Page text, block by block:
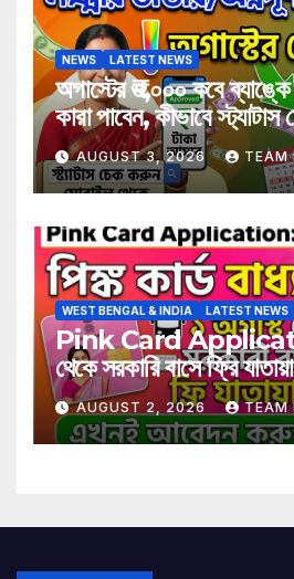
NEWS LATEST NEWS
অগাস্টের ₹৩,০০০ কবে
কারা পাবেন, কীভাবে
AUGUST 3, 2026 TEAM
WEST BENGAL & INDIA LATEST NEWS
Pink Card
থেকে সরকারি বাসে ফ্রি
কার্ড বাধ্যতামূলক? আবেদন
AUGUST 2, 2026 TEAM